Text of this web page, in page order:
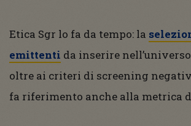
Etica Sgr lo fa da tempo: la
emittenti da inserire
oltre ai criteri di screening
fa riferimento anche alla metrica